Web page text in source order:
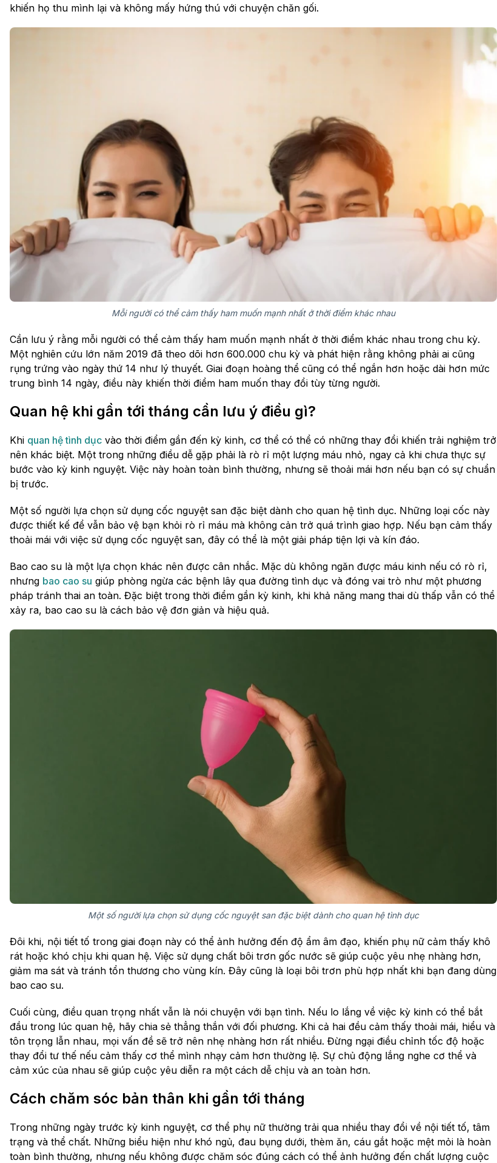
khiến họ thu mình lại và không mấy hứng thú với chuyện chăn gối.
Mỗi người có thể cảm thấy ham muốn mạnh nhất ở thời điểm khác nhau
Cần lưu ý rằng mỗi người có thể cảm thấy ham muốn mạnh nhất ở thời điểm khác nhau trong chu kỳ.
Một nghiên cứu lớn năm 2019 đã theo dõi hơn 600.000 chu kỳ và phát hiện rằng không phải ai cũng
rụng trứng vào ngày thứ 14 như lý thuyết. Giai đoạn hoàng thể cũng có thể ngắn hơn hoặc dài hơn mức
trung bình 14 ngày, điều này khiến thời điểm ham muốn thay đổi tùy từng người.
Quan hệ khi gần tới tháng cần lưu ý điều gì?
Khi quan hệ tình dục vào thời điểm gần đến kỳ kinh, cơ thể có thể có những thay đổi khiến trải nghiệm trở
nên khác biệt. Một trong những điều dễ gặp phải là rò rỉ một lượng máu nhỏ, ngay cả khi chưa thực sự
bước vào kỳ kinh nguyệt. Việc này hoàn toàn bình thường, nhưng sẽ thoải mái hơn nếu bạn có sự chuẩn
bị trước.
Một số người lựa chọn sử dụng cốc nguyệt san đặc biệt dành cho quan hệ tình dục. Những loại cốc này
được thiết kế để vẫn bảo vệ bạn khỏi rò rỉ máu mà không cản trở quá trình giao hợp. Nếu bạn cảm thấy
thoải mái với việc sử dụng cốc nguyệt san, đây có thể là một giải pháp tiện lợi và kín đáo.
Bao cao su là một lựa chọn khác nên được cân nhắc. Mặc dù không ngăn được máu kinh nếu có rò rỉ,
nhưng bao cao su giúp phòng ngừa các bệnh lây qua đường tình dục và đóng vai trò như một phương
pháp tránh thai an toàn. Đặc biệt trong thời điểm gần kỳ kinh, khi khả năng mang thai dù thấp vẫn có thể
xảy ra, bao cao su là cách bảo vệ đơn giản và hiệu quả.
Một số người lựa chọn sử dụng cốc nguyệt san đặc biệt dành cho quan hệ tình dục
Đôi khi, nội tiết tố trong giai đoạn này có thể ảnh hưởng đến độ ẩm âm đạo, khiến phụ nữ cảm thấy khô
rát hoặc khó chịu khi quan hệ. Việc sử dụng chất bôi trơn gốc nước sẽ giúp cuộc yêu nhẹ nhàng hơn,
giảm ma sát và tránh tổn thương cho vùng kín. Đây cũng là loại bôi trơn phù hợp nhất khi bạn đang dùng
bao cao su.
Cuối cùng, điều quan trọng nhất vẫn là nói chuyện với bạn tình. Nếu lo lắng về việc kỳ kinh có thể bắt
đầu trong lúc quan hệ, hãy chia sẻ thẳng thắn với đối phương. Khi cả hai đều cảm thấy thoải mái, hiểu và
tôn trọng lẫn nhau, mọi vấn đề sẽ trở nên nhẹ nhàng hơn rất nhiều. Đừng ngại điều chỉnh tốc độ hoặc
thay đổi tư thế nếu cảm thấy cơ thể mình nhạy cảm hơn thường lệ. Sự chủ động lắng nghe cơ thể và
cảm xúc của nhau sẽ giúp cuộc yêu diễn ra một cách dễ chịu và an toàn hơn.
Cách chăm sóc bản thân khi gần tới tháng
Trong những ngày trước kỳ kinh nguyệt, cơ thể phụ nữ thường trải qua nhiều thay đổi về nội tiết tố, tâm
trạng và thể chất. Những biểu hiện như khó ngủ, đau bụng dưới, thèm ăn, cáu gắt hoặc mệt mỏi là hoàn
toàn bình thường, nhưng nếu không được chăm sóc đúng cách có thể ảnh hưởng đến chất lượng cuộc